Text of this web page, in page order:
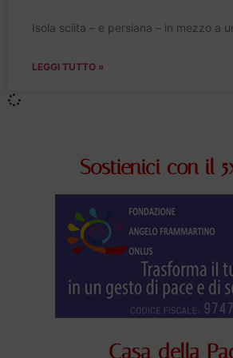
Isola sciita – e persiana – in mezzo a
LEGGI TUTTO »
Sostienici con il
Casa della